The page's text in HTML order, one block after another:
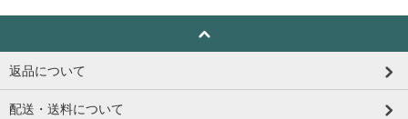
返品について
配送・送料について